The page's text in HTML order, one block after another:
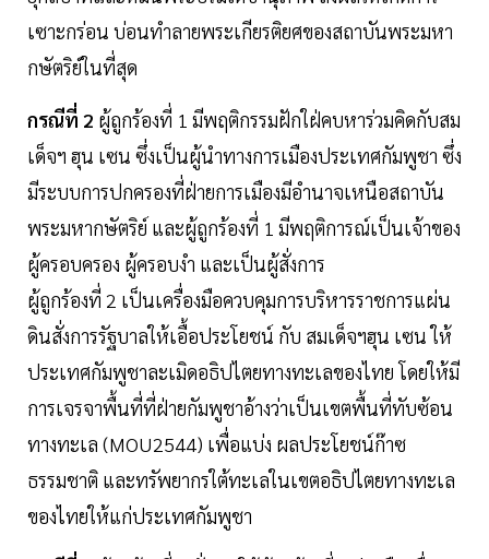
เซาะกร่อน บ่อนทำลายพระเกียรติยศของสถาบันพระมหา
กษัตริย์ในที่สุด
กรณีที่ 2 ผู้ถูกร้องที่ 1 มีพฤติกรรมฝักใฝ่คบหาร่วมคิดกับสม
เด็จฯ ฮุน เซน ซึ่งเป็นผู้นำทางการเมืองประเทศกัมพูชา ซึ่ง
มีระบบการปกครองที่ฝ่ายการเมืองมีอำนาจเหนือสถาบัน
พระมหากษัตริย์ และผู้ถูกร้องที่ 1 มีพฤติการณ์เป็นเจ้าของ
ผู้ครอบครอง ผู้ครอบงำ และเป็นผู้สั่งการ
ผู้ถูกร้องที่ 2 เป็นเครื่องมือควบคุมการบริหารราชการแผ่น
ดินสั่งการรัฐบาลให้เอื้อประโยชน์ กับ สมเด็จฯฮุน เซน ให้
ประเทศกัมพูชาละเมิดอธิปไตยทางทะเลของไทย โดยให้มี
การเจรจาพื้นที่ที่ฝ่ายกัมพูชาอ้างว่าเป็นเขตพื้นที่ทับซ้อน
ทางทะเล (MOU2544) เพื่อแบ่ง ผลประโยชน์ก๊าซ
ธรรมชาติ และทรัพยากรใต้ทะเลในเขตอธิปไตยทางทะเล
ของไทยให้แก่ประเทศกัมพูชา